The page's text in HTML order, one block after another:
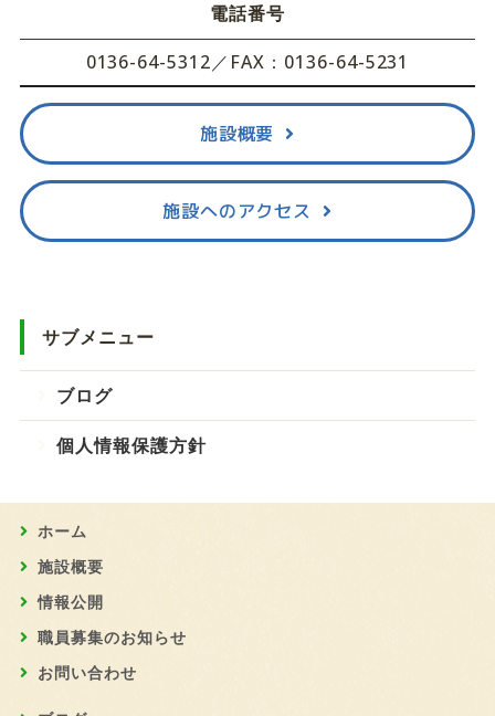
電話番号
0136-64-5312／FAX：0136-64-5231
施設概要
施設へのアクセス
サブメニュー
ブログ
個人情報保護方針
ホーム
施設概要
情報公開
職員募集のお知らせ
お問い合わせ